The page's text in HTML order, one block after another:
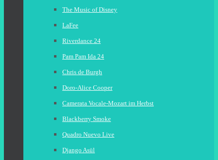
The Music of Disney
LaFee
Riverdance 24
Pam Pam Ida 24
Chris de Burgh
Doro-Alice Cooper
Camerata Vocale-Mozart im Herbst
Blackberry Smoke
Quadro Nuevo Live
Django Asül